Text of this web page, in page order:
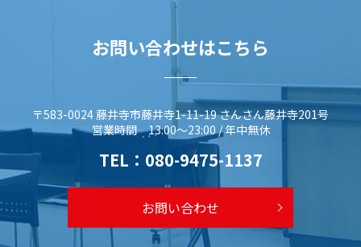
お問い合わせはこちら
〒583-0024 藤井寺市藤井寺1-11-19 さんさん藤井寺201号
営業時間 13:00～23:00 / 年中無休
TEL： 080-9475-1137
お問い合わせ